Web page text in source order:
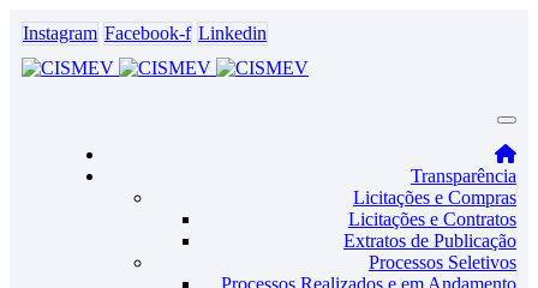
Instagram Facebook-f Linkedin
Transparência
Licitações e Compras
Licitações e Contratos
Extratos de Publicação
Processos Seletivos
Processos Realizados e em Andamento